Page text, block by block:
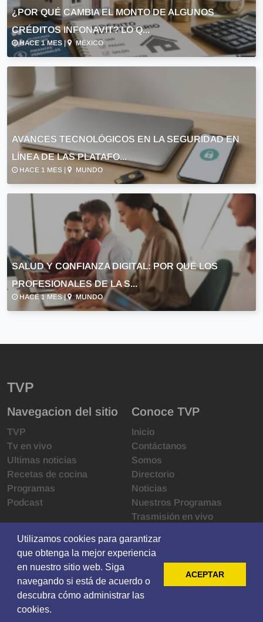
¿POR QUÉ CAMBIA EL MONTO DE ALGUNOS
CRÉDITOS INFONAVIT? LO Q...
HACE 1 MES | MÉXICO
AVANCES TECNOLÓGICOS EN LA SEGURIDAD EN
LÍNEA DE LAS PLATAFO...
HACE 1 MES | MUNDO
SALUD Y CONFIANZA DIGITAL: POR QUÉ LOS
PROFESIONALES DE LA S...
HACE 1 MES | MUNDO
TVP
Navegacion del sitio
TVP
Tv en vivo
Ultimas noticias
Recetas de cocina
Programas
Podcast
Conoce TVP
Inicio
Contáctanos
Somos
Directorio
Noticias
Nuestros Programas
Trasmisión en vivo
Derechos de las audiencias
Código de ética
Redes sociales
© 2021 Televisoras Grupo Pacífico ·
Utilizamos cookies para garantizar
que obtenga la mejor experiencia
en nuestro sitio web. Siga
navegando si está de acuerdo o
descubra cómo administrar las
cookies.
ACEPTAR
Utilizamos cookies para garantizar
que obtenga la mejor experiencia
en nuestro sitio web. Siga
navegando si está de acuerdo o
descubra cómo administrar las
cookies.
ACEPTAR